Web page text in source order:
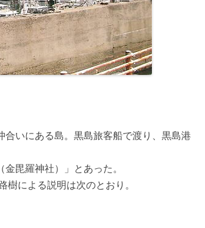
いにある島。黒島旅客船で渡り、黒島港
毘羅神社）」とあった。
による説明は次のとおり。